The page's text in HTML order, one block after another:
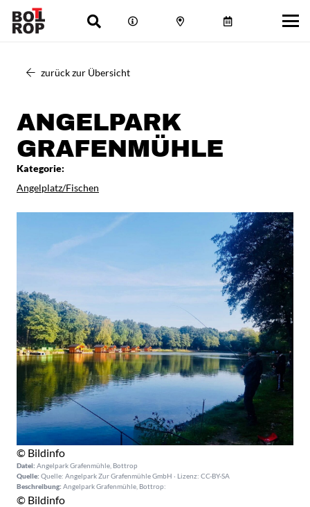
zurück zur Übersicht
ANGELPARK
GRAFENMÜHLE
Kategorie:
Angelplatz/Fischen
© Bildinfo
Datei: Angelpark Grafenmühle, Bottrop
Quelle: Quelle: Angelpark Zur Grafenmühle GmbH · Lizenz: CC-BY-SA
Beschreibung: Angelpark Grafenmühle, Bottrop:
© Bildinfo